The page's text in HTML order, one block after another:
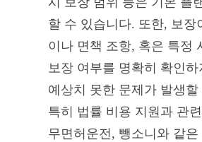
할 수 있습니다. 또한, 보장
이나 면책 조항, 혹은 특정
보장 여부를 명확히 확인하
예상치 못한 문제가 발생
특히 법률 비용 지원과 관
무면허운전, 뺑소니와 같은